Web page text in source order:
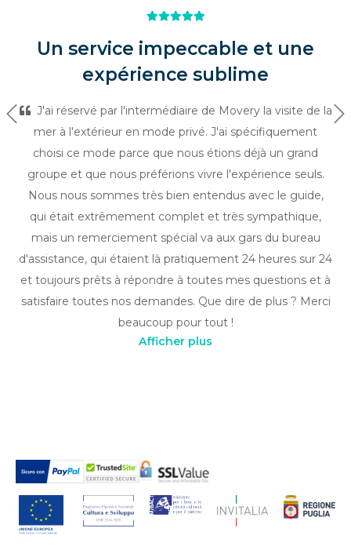
Un service impeccable et une
expérience sublime
J'ai réservé par l'intermédiaire de Movery la visite de la
mer à l'extérieur en mode privé. J'ai spécifiquement
choisi ce mode parce que nous étions déjà un grand
groupe et que nous préférions vivre l'expérience seuls.
Nous nous sommes très bien entendus avec le guide,
qui était extrêmement complet et très sympathique,
mais un remerciement spécial va aux gars du bureau
d'assistance, qui étaient là pratiquement 24 heures sur 24
et toujours prêts à répondre à toutes mes questions et à
satisfaire toutes nos demandes. Que dire de plus ? Merci
beaucoup pour tout !
Précédent
Afficher plus